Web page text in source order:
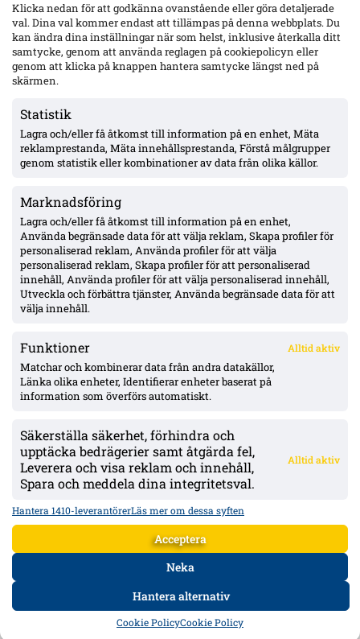
Klicka nedan för att godkänna ovanstående eller göra detaljerade
val. Dina val kommer endast att tillämpas på denna webbplats. Du
kan ändra dina inställningar när som helst, inklusive återkalla ditt
samtycke, genom att använda reglagen på cookiepolicyn eller
genom att klicka på knappen hantera samtycke längst ned på
skärmen.
Statistik
Lagra och/eller få åtkomst till information på en enhet, Mäta
reklamprestanda, Mäta innehållsprestanda, Förstå målgrupper
genom statistik eller kombinationer av data från olika källor.
Marknadsföring
Lagra och/eller få åtkomst till information på en enhet,
Använda begränsade data för att välja reklam, Skapa profiler för
personaliserad reklam, Använda profiler för att välja
personaliserad reklam, Skapa profiler för att personaliserad
innehåll, Använda profiler för att välja personaliserad innehåll,
Utveckla och förbättra tjänster, Använda begränsade data för att
välja innehåll.
Funktioner Alltid aktiv
Matchar och kombinerar data från andra datakällor,
Länka olika enheter, Identifierar enheter baserat på
information som överförs automatiskt.
Säkerställa säkerhet, förhindra och
upptäcka bedrägerier samt åtgärda fel,
Leverera och visa reklam och innehåll,
Spara och meddela dina integritetsval.
Alltid aktiv
Hantera 1410-leverantörerLäs mer om dessa syften
Acceptera
Neka
Hantera alternativ
Cookie PolicyCookie Policy
låret” – AIK vann 4–3 på Gamla Ullevi
Zadok Yohanna debuterade för Brighton – 30 min i 3–0 mot
Officiellt: Halmstads BK:s vänsterback Gustav Friberg klar för
Kolding – kontrakt till sommaren 2029
Olsson bröt 38-matchers måltorka – sköt Elfsborgs 1–0 borta
mot Mjällby
Officiellt: Samed Bazdar klar för Sint-Truidense – AIK-affären
sprack
ÖVERSIKT
Nyheter & Reportage
Spelarbetyg
KONTAKT
kontakt@bollsvenskan.se
redaktionen@bollsvenskan.se
jobb@bollsvenskan.se
ÖVRIGT
Annonsera
Personuppgiftspolicy
DATA FORUM